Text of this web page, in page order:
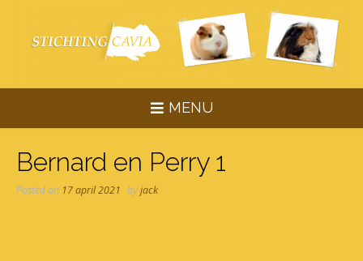
content
MENU
Bernard en Perry 1
Posted on 17 april 2021 byjack